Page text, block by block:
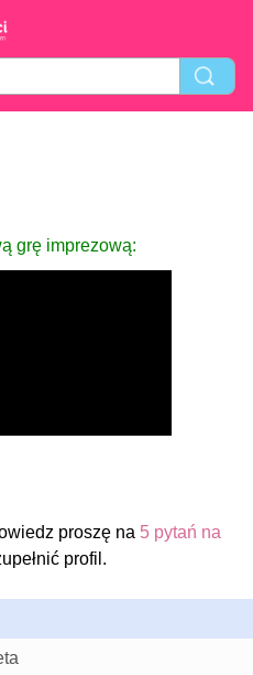
grę imprezową:
proszę na 5 pytań na
profil.